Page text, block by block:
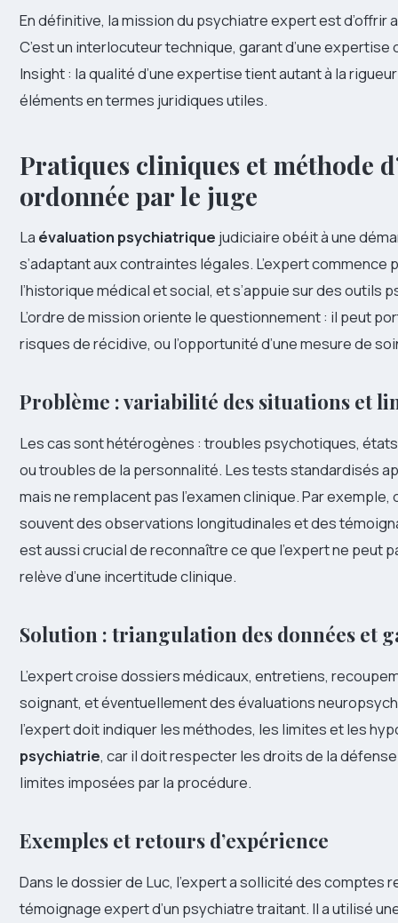
En définitive, la mission du psychiatre expert est d’offrir
C’est un interlocuteur technique, garant d’une
Insight : la qualité d’une expertise tient autant à la
éléments en termes juridiques utiles.
Pratiques cliniques et méthode
ordonnée par le juge
La évaluation psychiatrique judiciaire obéit à une
s’adaptant aux contraintes légales. L’expert
l’historique médical et social, et s’appuie sur des
L’ordre de mission oriente le questionnement : il peut
risques de récidive, ou l’opportunité d’une mesure de
Problème : variabilité des situations et
Les cas sont hétérogènes : troubles psychotiques,
ou troubles de la personnalité. Les tests standardisés
mais ne remplacent pas l’examen clinique. Par
souvent des observations longitudinales et des
est aussi crucial de reconnaître ce que l’expert ne peut
relève d’une incertitude clinique.
Solution : triangulation des données et
L’expert croise dossiers médicaux, entretiens,
soignant, et éventuellement des évaluations
l’expert doit indiquer les méthodes, les limites et les
psychiatrie, car il doit respecter les droits de la
limites imposées par la procédure.
Exemples et retours d’expérience
Dans le dossier de Luc, l’expert a sollicité des comptes
témoignage expert d’un psychiatre traitant. Il a utilisé